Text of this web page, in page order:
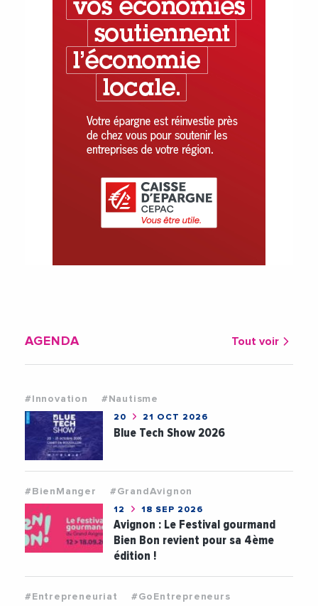
AGENDA Tout voir
#Innovation #Nautisme
20 21 OCT 2026
Blue Tech Show 2026
#BienManger #GrandAvignon
12 18 SEP 2026
Avignon : Le Festival gourmand
Bien Bon revient pour sa 4ème
édition !
#Entrepreneuriat #GoEntrepreneurs